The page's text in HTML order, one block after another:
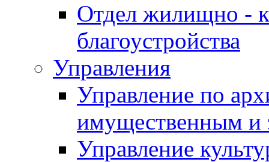
Отдел жилищно -
благоустройства
Управления
Управление по
имущественным и
Управление